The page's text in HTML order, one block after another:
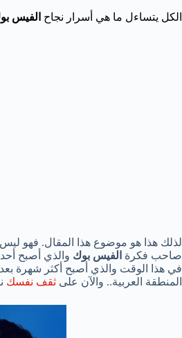
الكل يتساءل ما هي أسرار نجاح الفيس
لذلك هذا هو موضوع هذا المقال. فهو ليس
صاحب فكرة الفيس بوك والذي أصبح أحد
في هذا الوقت والذي أصبح أكثر شهرة بعد
المنطقة العربية.. والآن على ثقف نفسك